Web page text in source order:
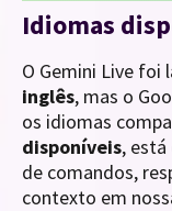
Idiomas
O Gemini Live foi
inglês, mas o
os idiomas
disponíveis, está
de comandos,
contexto em